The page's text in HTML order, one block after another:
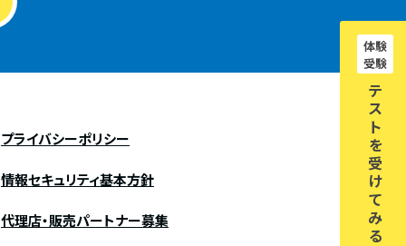
体験
受験
テ
ス
ト
を
受
け
て
み
る
プライバシーポリシー
情報セキュリティ基本方針
代理店・販売パートナー募集